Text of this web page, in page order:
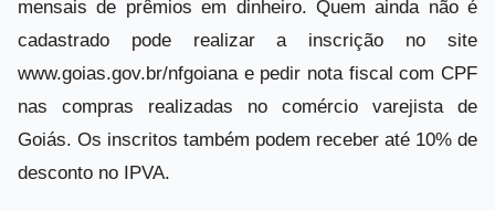
mensais de prêmios em dinheiro. Quem ainda não é
cadastrado pode realizar a inscrição no site
www.goias.gov.br/nfgoiana e pedir nota fiscal com CPF
nas compras realizadas no comércio varejista de
Goiás. Os inscritos também podem receber até 10% de
desconto no IPVA.